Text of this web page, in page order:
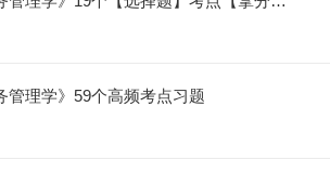
管理学》59个高频考点习题